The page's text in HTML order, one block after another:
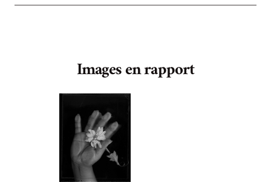
Images en rapport